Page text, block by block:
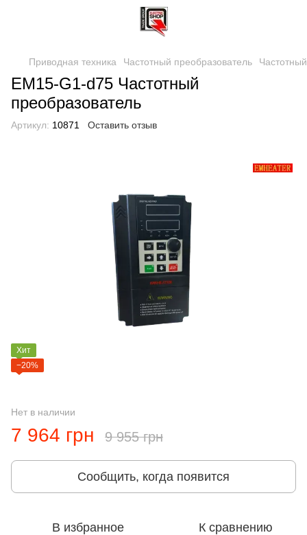
Приводная техника Частотный преобразователь
EM15-G1-d75 Частотный
преобразователь
Артикул: 10871 Оставить отзыв
Хит
−20%
Нет в наличии
7 964 грн 9 955 грн
Сообщить, когда появится
В избранное К сравнению